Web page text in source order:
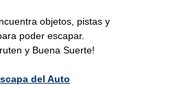
objetos, pistas y
poder escapar.
y Buena Suerte!
del Auto